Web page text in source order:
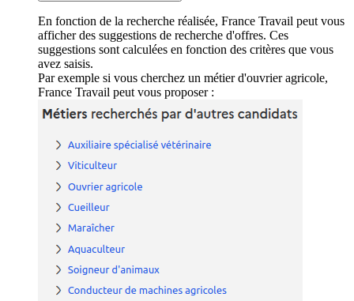
En fonction de la recherche réalisée, France Travail peut vous
afficher des suggestions de recherche d'offres. Ces
suggestions sont calculées en fonction des critères que vous
avez saisis.
Par exemple si vous cherchez un métier d'ouvrier agricole,
France Travail peut vous proposer :